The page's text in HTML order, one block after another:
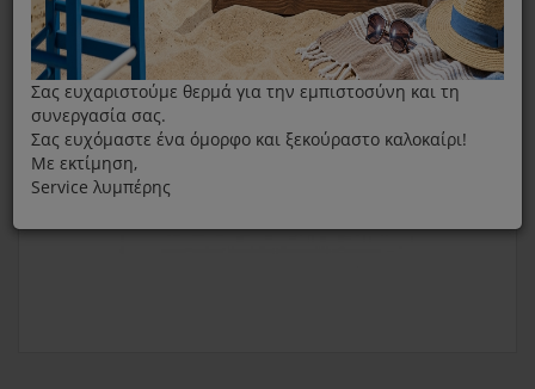
Σας ευχαριστούμε θερμά για την εμπιστοσύνη και τη
συνεργασία σας.
Σας ευχόμαστε ένα όμορφο και ξεκούραστο καλοκαίρι!
Με εκτίμηση,
Service λυμπέρης